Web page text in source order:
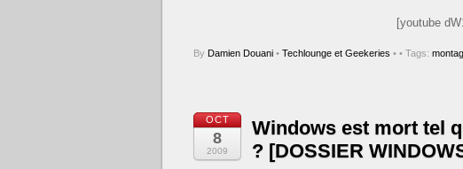
[youtube
By Damien Douani • Techlounge et Geekeries • • Tags:
OCT
8
2009
Windows est mort tel
? [DOSSIER